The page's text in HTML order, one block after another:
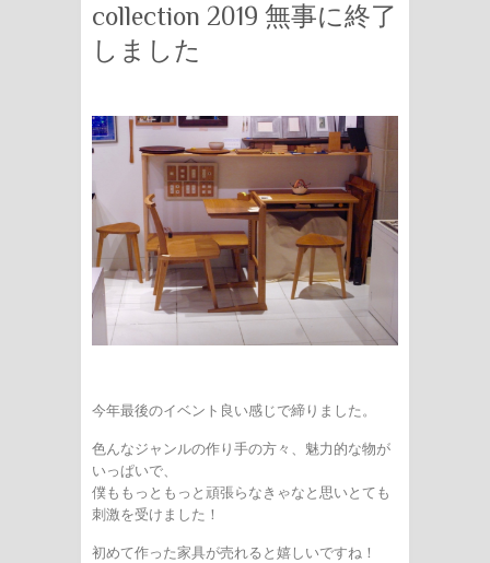
collection 2019 無事に終了
しました
今年最後のイベント良い感じで締りました。
色んなジャンルの作り手の方々、魅力的な物が
いっぱいで、
僕ももっともっと頑張らなきゃなと思いとても
刺激を受けました！
初めて作った家具が売れると嬉しいですね！